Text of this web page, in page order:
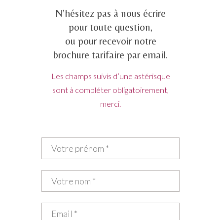
N’hésitez pas à nous écrire
pour toute question,
ou pour recevoir notre
brochure tarifaire par email.
Les champs suivis d’une astérisque
sont à compléter obligatoirement,
merci.